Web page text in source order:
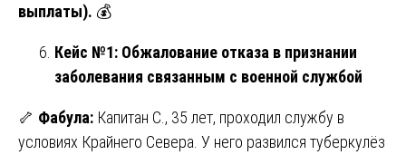
выплаты). 💰
Кейс №1: Обжалование отказа в признании
заболевания связанным с военной службой
🦴 Фабула: Капитан С., 35 лет, проходил службу в
условиях Крайнего Севера. У него развился туберкулёз